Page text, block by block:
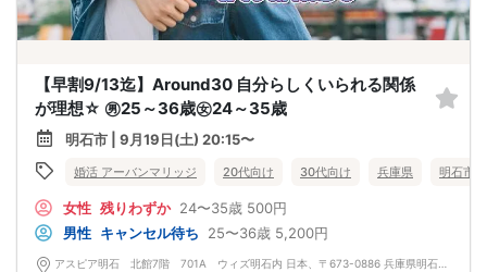
【早割9/13迄】Around30 自分らしくいられる関係
が理想☆ ㊚25～36歳㊛24～35歳
明石市 | 9月19日(土) 20:15〜
婚活 アーバンマリッジ 20代向け 30代向け 兵庫県 明石市
女性 残りわずか 24〜35歳 500円
男性 キャンセル待ち 25〜36歳 5,200円